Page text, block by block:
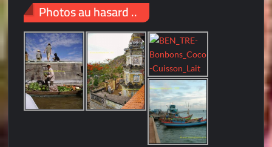
Photos au hasard ..